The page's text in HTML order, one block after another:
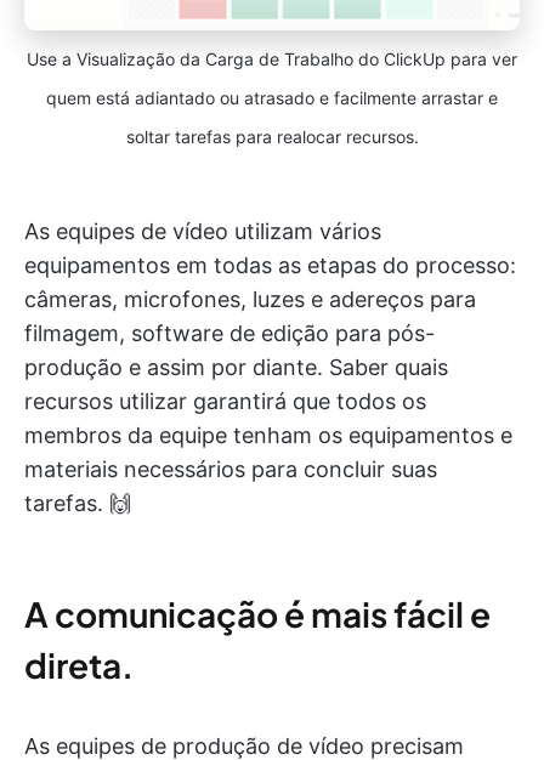
Use a Visualização da Carga de Trabalho do ClickUp para ver
quem está adiantado ou atrasado e facilmente arrastar e
soltar tarefas para realocar recursos.
As equipes de vídeo utilizam vários
equipamentos em todas as etapas do processo:
câmeras, microfones, luzes e adereços para
filmagem, software de edição para pós-
produção e assim por diante. Saber quais
recursos utilizar garantirá que todos os
membros da equipe tenham os equipamentos e
materiais necessários para concluir suas
tarefas. 🙌
A comunicação é mais fácil e
direta.
As equipes de produção de vídeo precisam